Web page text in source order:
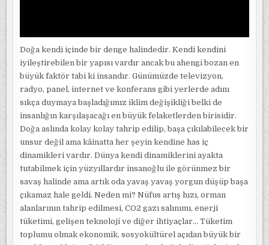
Doğa kendi içinde bir denge halindedir. Kendi kendini
iyileştirebilen bir yapısı vardır ancak bu ahengi bozan en
büyük faktör tabi ki insandır. Günümüzde televizyon,
radyo, panel, internet ve konferans gibi yerlerde adını
sıkça duymaya başladığımız iklim değişikliği belki de
insanlığın karşılaşacağı en büyük felaketlerden birisidir.
Doğa aslında kolay kolay tahrip edilip, başa çıkılabilecek bir
unsur değil ama kâinatta her şeyin kendine has iç
dinamikleri vardır. Dünya kendi dinamiklerini ayakta
tutabilmek için yüzyıllardır insanoğlu ile görünmez bir
savaş halinde ama artık oda yavaş yavaş yorgun düşüp başa
çıkamaz hale geldi. Neden mi? Nüfus artış hızı, orman
alanlarının tahrip edilmesi, CO2 gazı salınımı, enerji
tüketimi, gelişen teknoloji ve diğer ihtiyaçlar… Tüketim
toplumu olmak ekonomik, sosyokültürel açıdan büyük bir